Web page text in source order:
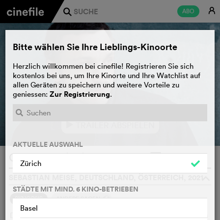
ABO E
j
Grosse Freiheit
SYNOPSIS ANDERE SAGEN 4
Deutschland 1968: Eine Zeit der Proteste und des Aufbruchs
Bitte wählen Sie Ihre Lieblings-Kinoorte
Herzlich willkommen bei cinefile! Registrieren Sie sich
kostenlos bei uns, um Ihre Kinorte und Ihre Watchlist auf
allen Geräten zu speichern und weitere Vorteile zu
geniessen: Zur Registrierung.
AKTUELLE AUSWAHL
Zürich
STÄDTE MIT MIND. 6 KINO-BETRIEBEN
Basel